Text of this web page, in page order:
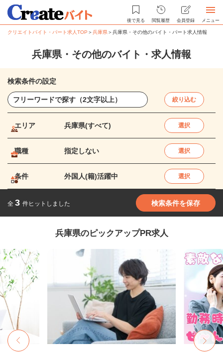
後で見る 閲覧履歴 会員登録 メニュー
クリエイトバイト・パート求人TOP ＞兵庫県＞兵庫県・その他のバイト・パート求人情報
兵庫県・その他のバイト・求人情報
検索条件の設定
絞り込む
エリア 兵庫県(すべて) 選択
職種 指定しない 選択
条件 外国人(籍)活躍中 選択
全 3 件ヒットしました 検索条件を保存
兵庫県のピックアップPR求人